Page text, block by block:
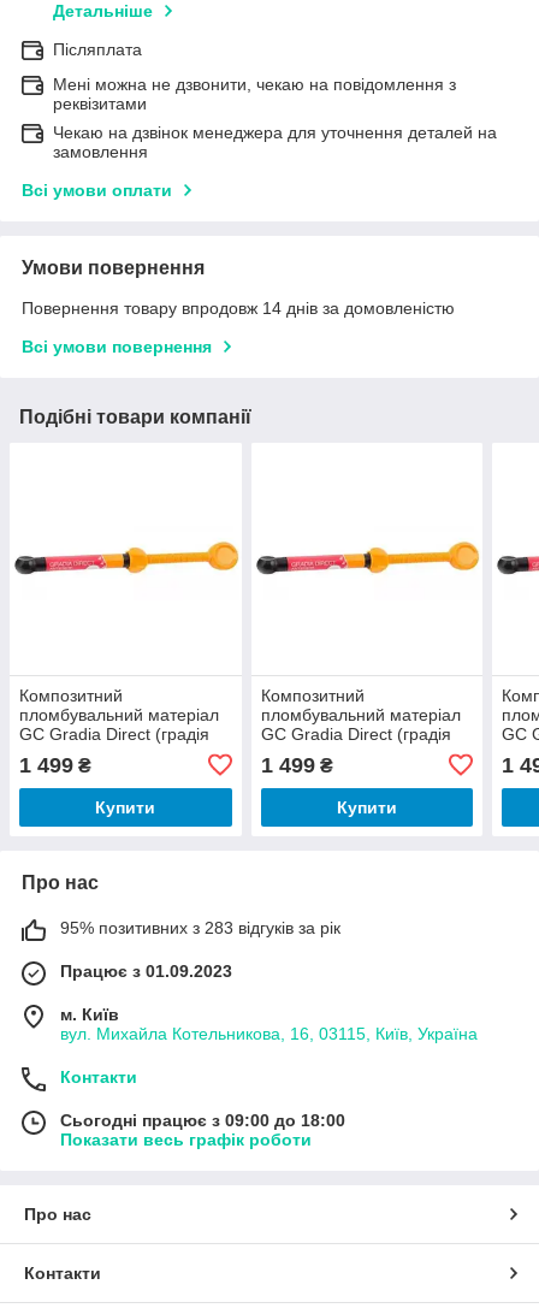
Детальніше
Післяплата
Мені можна не дзвонити, чекаю на повідомлення з
реквізитами
Чекаю на дзвінок менеджера для уточнення деталей на
замовлення
Всі умови оплати
Умови повернення
Повернення товару впродовж 14 днів за домовленістю
Всі умови повернення
Подібні товари компанії
Композитний
пломбувальний матеріал
GC Gradia Direct (градія
директ) XBW шприц 4.0 г.
REF 003363
1 499 ₴
Купити
Композитний
пломбувальний матеріал
GC Gradia Direct (градія
1 499₴
Купити
GC
1
Про нас
95% позитивних з 283 відгуків за рік
Працює з 01.09.2023
м. Київ
вул. Михайла Котельникова, 16, 03115, Київ, Україна
Контакти
Сьогодні працює з 09:00 до 18:00
Показати весь графік роботи
Про нас
Контакти